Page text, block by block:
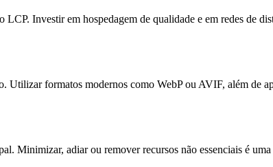
Investir em hospedagem de qualidade e em redes de
Utilizar formatos modernos como WebP ou AVIF, além de
Minimizar, adiar ou remover recursos não essenciais é